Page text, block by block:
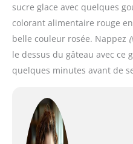
sucre glace avec quelques
colorant alimentaire rouge
belle couleur rosée. Nappez
le dessus du gâteau avec ce
quelques minutes avant de